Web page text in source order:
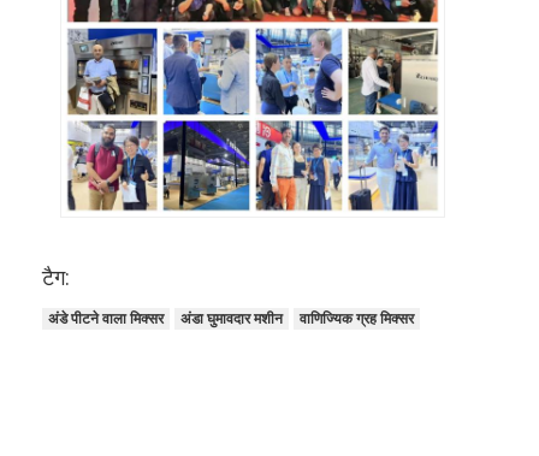
छोटे बेकरी उपकरण
वाणिज्यिक प्रदर्शन फ्रीजर
वर्कबेंच फ्रीजर
ब्लास्ट चिलर
टैग:
अंडे पीटने वाला मिक्सर अंडा घुमावदार मशीन वाणिज्यिक ग्रह मिक्सर